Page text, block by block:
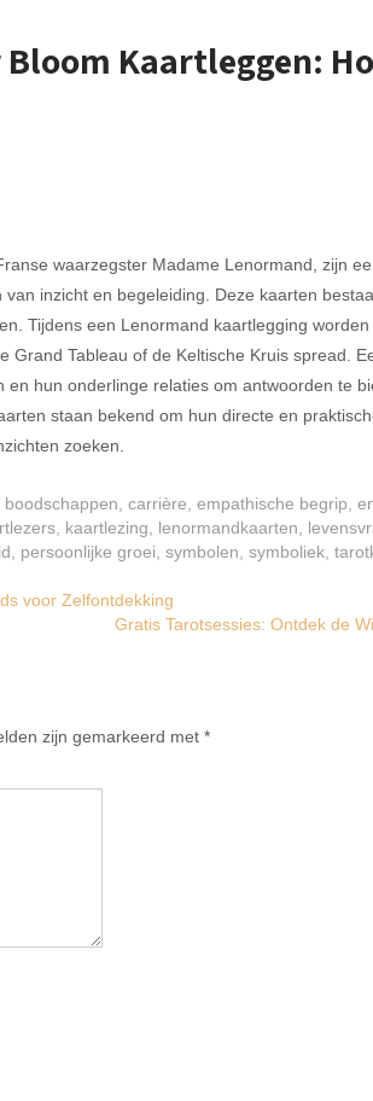
Kaartleggen:
waarzegster Madame Lenormand, zijn
inzicht en begeleiding. Deze kaarten
Tijdens een Lenormand kaartlegging
Grand Tableau of de Keltische Kruis spread.
hun onderlinge relaties om antwoorden te
staan bekend om hun directe en
zoeken.
boodschappen carrière empathische begrip
kaartlezing lenormandkaarten
persoonlijke groei symbolen symboliek
voor Zelfontdekking
Gratis Tarotsessies: Ontdek de
zijn gemarkeerd met *